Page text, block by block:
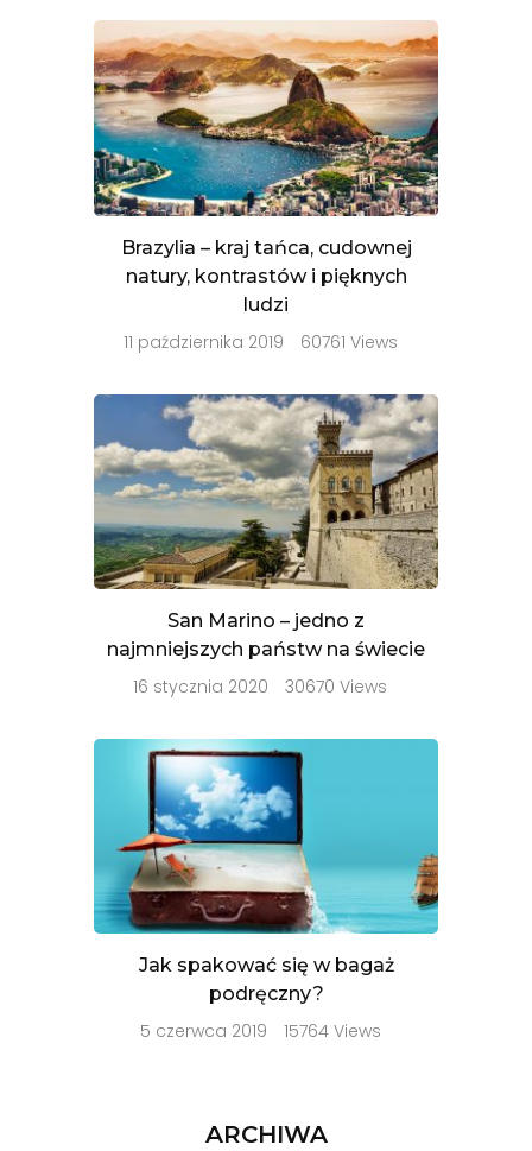
Brazylia – kraj tańca, cudownej
natury, kontrastów i pięknych
ludzi
11 października 2019 60761 Views
San Marino – jedno z
najmniejszych państw na świecie
16 stycznia 2020 30670 Views
Jak spakować się w bagaż
podręczny?
5 czerwca 2019 15764 Views
ARCHIWA